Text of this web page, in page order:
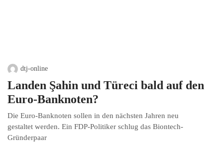
dtj-online
Landen Şahin und Türeci bald auf den
Euro-Banknoten?
Die Euro-Banknoten sollen in den nächsten Jahren neu
gestaltet werden. Ein FDP-Politiker schlug das Biontech-
Gründerpaar